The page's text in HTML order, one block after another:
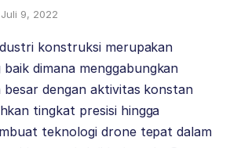
Juli 9, 2022
konstruksi merupakan
baik dimana menggabungkan
besar dengan aktivitas konstan
tingkat presisi hingga
teknologi drone tepat dalam